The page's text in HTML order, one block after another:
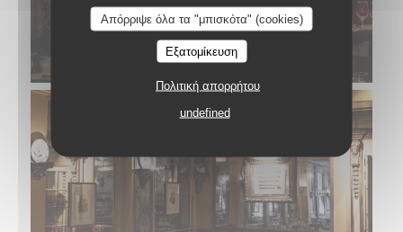
Απόρριψε όλα τα "μπισκότα" (cookies)
Εξατομίκευση
Πολιτική απορρήτου
undefined